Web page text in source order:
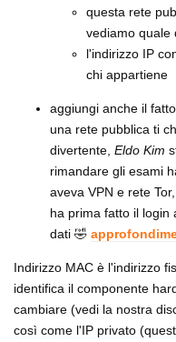
questa rete
vediamo quale
l'indirizzo IP
chi appartiene
aggiungi anche il
una rete pubblica ti
divertente, Eldo Kim
rimandare gli esami
aveva VPN e rete
ha prima fatto il login
dati 🤣
Indirizzo MAC è l'indirizzo
identifica il componente
cambiare (vedi la nostra
così come l'IP privato